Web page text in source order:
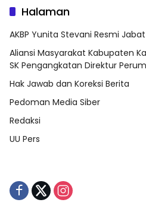
Halaman
AKBP Yunita Stevani Resmi
Aliansi Masyarakat Kabupaten
SK Pengangkatan Direktur
Hak Jawab dan Koreksi Berita
Pedoman Media Siber
Redaksi
UU Pers